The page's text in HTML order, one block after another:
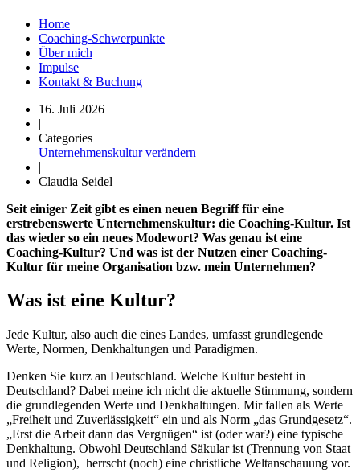
Home
Coaching-Schwerpunkte
Über mich
Impulse
Kontakt & Buchung
16. Juli 2026
|
Categories
Unternehmenskultur verändern
|
Claudia Seidel
Seit einiger Zeit gibt es einen neuen Begriff für eine
erstrebenswerte Unternehmenskultur: die Coaching-Kultur. Ist
das wieder so ein neues Modewort? Was genau ist eine
Coaching-Kultur? Und was ist der Nutzen einer Coaching-
Kultur für meine Organisation bzw. mein Unternehmen?
Was ist eine Kultur?
Jede Kultur, also auch die eines Landes, umfasst grundlegende
Werte, Normen, Denkhaltungen und Paradigmen.
Denken Sie kurz an Deutschland. Welche Kultur besteht in
Deutschland? Dabei meine ich nicht die aktuelle Stimmung, sondern
die grundlegenden Werte und Denkhaltungen. Mir fallen als Werte
„Freiheit und Zuverlässigkeit“ ein und als Norm „das Grundgesetz“.
„Erst die Arbeit dann das Vergnügen“ ist (oder war?) eine typische
Denkhaltung. Obwohl Deutschland Säkular ist (Trennung von Staat
und Religion), herrscht (noch) eine christliche Weltanschauung vor.